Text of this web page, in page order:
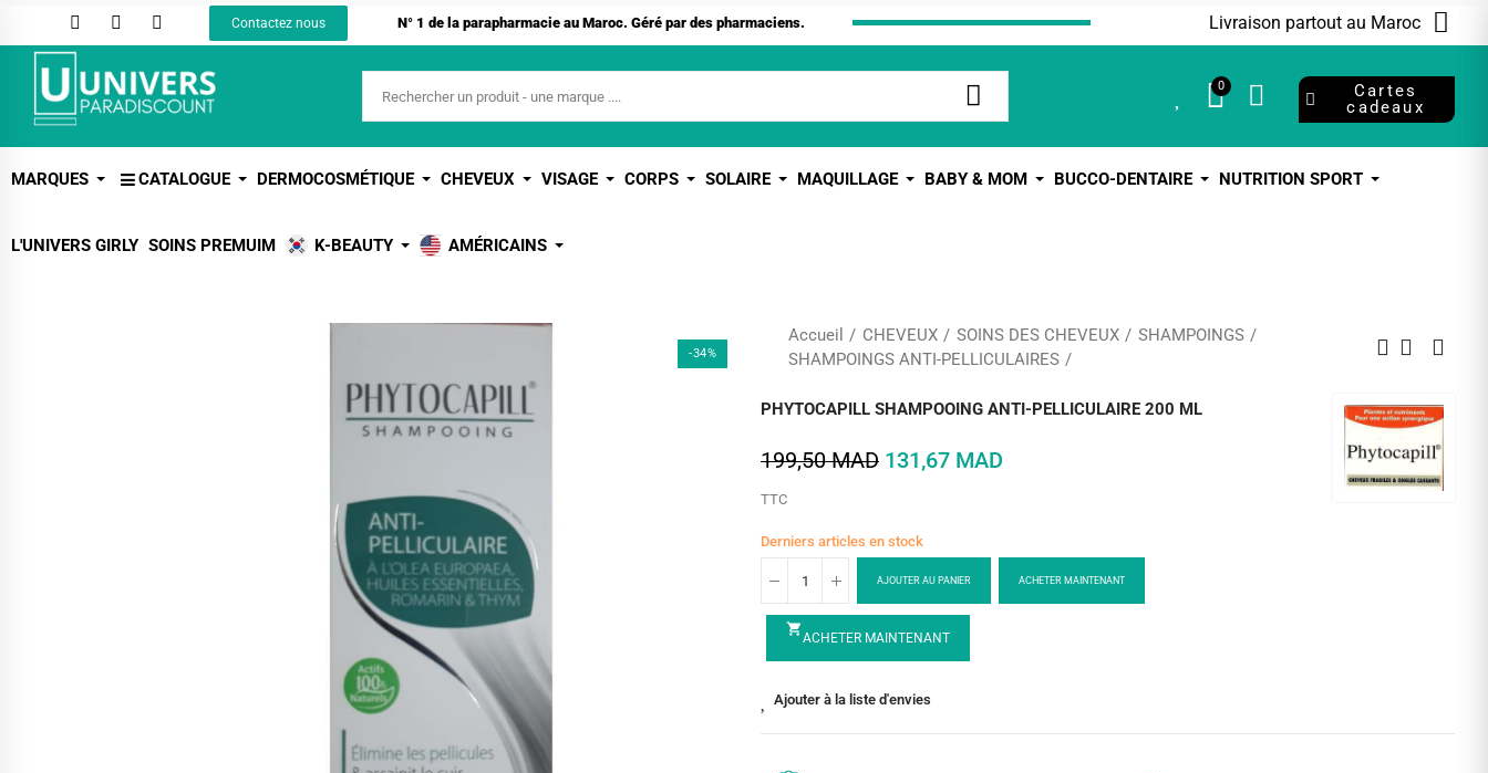
Contactez nous N° 1 de la parapharmacie au Maroc. Géré par des pharmaciens. Livraison partout au Maroc
0
Cartes
cadeaux
MARQUES CATALOGUE DERMOCOSMÉTIQUE CHEVEUX VISAGE CORPS SOLAIRE MAQUILLAGE BABY & MOM BUCCO-DENTAIRE NUTRITION SPORT
L'UNIVERS GIRLY SOINS PREMUIM K-BEAUTY AMÉRICAINS
-34%
Accueil CHEVEUX SOINS DES CHEVEUX
SHAMPOINGS
SHAMPOINGS ANTI-PELLICULAIRES
PHYTOCAPILL SHAMPOOING ANTI-PELLICULAIRE 200 ML
199,50 MAD 131,67 MAD
TTC
Derniers articles en stock
AJOUTER AU PANIER ACHETER MAINTENANT
shopping_cart
ACHETER MAINTENANT
Ajouter à la liste d'envies